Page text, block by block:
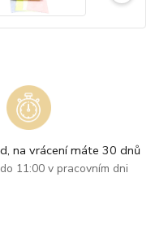
na vrácení máte 30 dnů
11:00 v pracovním dni